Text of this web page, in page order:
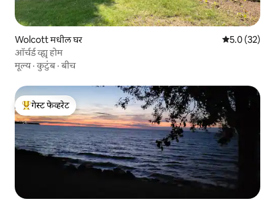
Wolcott मधील घर 5 पैकी 5.0
5.0 (32)
ऑर्चर्ड व्ह्यू होम
मूल्य·कुटुंब·बीच
टॉप गेस्ट फेव्हरेट
गेस्ट फेव्हरेट